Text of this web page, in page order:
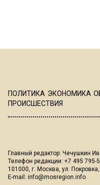
ПОЛИТИКА ЭКОНОМИКА
ПРОИСШЕСТВИЯ
Главный редактор: Чечушкин
Телефон редакции: +7 495 795-
101000, г. Москва, ул.
E-mail: info@mosregion.info